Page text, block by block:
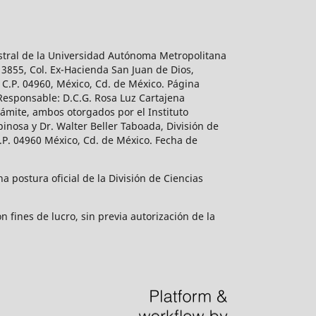
de la Universidad Autónoma Metropolitana
Col. Ex-Hacienda San Juan de Dios,
04960, México, Cd. de México. Página
D.C.G. Rosa Luz Cartajena
ambos otorgados por el Instituto
y Dr. Walter Beller Taboada, División de
04960 México, Cd. de México. Fecha de
postura oficial de la División de Ciencias
fines de lucro, sin previa autorización de la